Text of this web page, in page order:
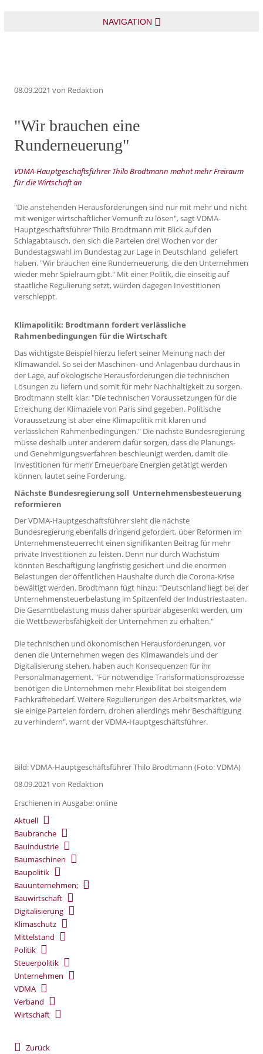
NAVIGATION
08.09.2021 von Redaktion
"Wir brauchen eine
Runderneuerung"
VDMA-Hauptgeschäftsführer Thilo Brodtmann mahnt mehr Freiraum
für die Wirtschaft an
"Die anstehenden Herausforderungen sind nur mit mehr und nicht
mit weniger wirtschaftlicher Vernunft zu lösen", sagt VDMA-
Hauptgeschäftsführer Thilo Brodtmann mit Blick auf den
Schlagabtausch, den sich die Parteien drei Wochen vor der
Bundestagswahl im Bundestag zur Lage in Deutschland geliefert
haben. "Wir brauchen eine Runderneuerung, die den Unternehmen
wieder mehr Spielraum gibt." Mit einer Politik, die einseitig auf
staatliche Regulierung setzt, würden dagegen Investitionen
verschleppt.
Klimapolitik: Brodtmann fordert verlässliche
Rahmenbedingungen für die Wirtschaft
Das wichtigste Beispiel hierzu liefert seiner Meinung nach der
Klimawandel. So sei der Maschinen- und Anlagenbau durchaus in
der Lage, auf ökologische Herausforderungen die technischen
Lösungen zu liefern und somit für mehr Nachhaltigkeit zu sorgen.
Brodtmann stellt klar: "Die technischen Voraussetzungen für die
Erreichung der Klimaziele von Paris sind gegeben. Politische
Voraussetzung ist aber eine Klimapolitik mit klaren und
verlässlichen Rahmenbedingungen." Die nächste Bundesregierung
müsse deshalb unter anderem dafür sorgen, dass die Planungs-
und Genehmigungsverfahren beschleunigt werden, damit die
Investitionen für mehr Erneuerbare Energien getätigt werden
können, lautet seine Forderung.
Nächste Bundesregierung soll Unternehmensbesteuerung
reformieren
Der VDMA-Hauptgeschäftsführer sieht die nächste
Bundesregierung ebenfalls dringend gefordert, über Reformen im
Unternehmensteuerrecht einen signifikanten Beitrag für mehr
private Investitionen zu leisten. Denn nur durch Wachstum
könnten Beschäftigung langfristig gesichert und die enormen
Belastungen der öffentlichen Haushalte durch die Corona-Krise
bewältigt werden. Brodtmann fügt hinzu: "Deutschland liegt bei der
Unternehmensteuerbelastung im Spitzenfeld der Industriestaaten.
Die Gesamtbelastung muss daher spürbar abgesenkt werden, um
die Wettbewerbsfähigkeit der Unternehmen zu erhalten."
Die technischen und ökonomischen Herausforderungen, vor
denen die Unternehmen wegen des Klimawandels und der
Digitalisierung stehen, haben auch Konsequenzen für ihr
Personalmanagement. "Für notwendige Transformationsprozesse
benötigen die Unternehmen mehr Flexibilität bei steigendem
Fachkräftebedarf. Weitere Regulierungen des Arbeitsmarktes, wie
sie einige Parteien fordern, drohen allerdings mehr Beschäftigung
zu verhindern", warnt der VDMA-Hauptgeschäftsführer.
Bild: VDMA-Hauptgeschäftsführer Thilo Brodtmann (Foto: VDMA)
08.09.2021 von Redaktion
Erschienen in Ausgabe: online
Aktuell
Baubranche
Bauindustrie
Baumaschinen
Baupolitik
Bauunternehmen;
Bauwirtschaft
Digitalisierung
Klimaschutz
Mittelstand
Politik
Steuerpolitik
Unternehmen
VDMA
Verband
Wirtschaft
Zurück